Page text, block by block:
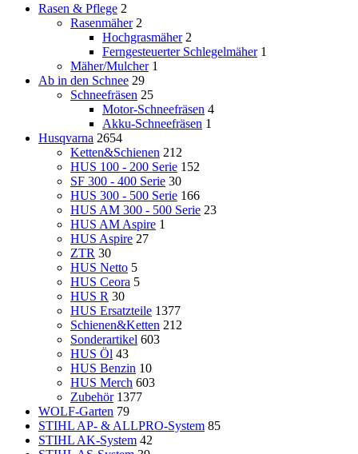
Rasen & Pflege 2
Rasenmäher 2
Hochgrasmäher 2
Ferngesteuerter Schlegelmäher 1
Mäher/Mulcher 1
Ab in den Schnee 29
Schneefräsen 25
Motor-Schneefräsen 4
Akku-Schneefräsen 1
Husqvarna 2654
Ketten&Schienen 212
HUS 100 - 200 Serie 152
SF 300 - 400 Serie 30
HUS 300 - 500 Serie 166
HUS AM 300 - 500 Serie 23
HUS AM Aspire 1
HUS Aspire 27
ZTR 30
HUS Netto 5
HUS Ceora 5
HUS R 30
HUS Ersatzteile 1377
Schienen&Ketten 212
Sonderartikel 603
HUS Öl 43
HUS Benzin 10
HUS Merch 603
Zubehör 1377
WOLF-Garten 79
STIHL AP- & ALLPRO-System 85
STIHL AK-System 42